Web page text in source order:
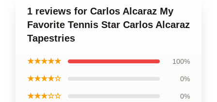
1 reviews for Carlos Alcaraz My
Favorite Tennis Star Carlos Alcaraz
Tapestries
★★★★★ 100%
★★★★☆ 0%
★★★☆☆ 0%